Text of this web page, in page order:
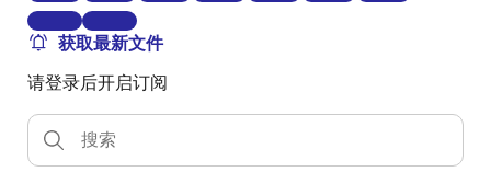
获取最新文件
请登录后开启订阅